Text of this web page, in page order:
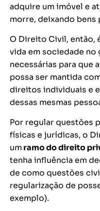
adquire um imóvel e
morre, deixando bens
O Direito Civil, então,
vida em sociedade no
necessárias para que
possa ser mantida
direitos individuais e
dessas mesmas
Por regular questões
físicas e jurídicas, o
umramo do direito
tenha influência em
de como questões
regularização de
exemplo).